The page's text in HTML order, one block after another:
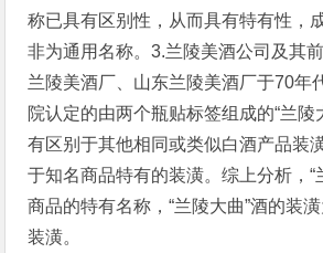
称已具有区别性，从而具有特有性，
非为通用名称。3.兰陵美酒公司及其
兰陵美酒厂、山东兰陵美酒厂于70年
院认定的由两个瓶贴标签组成的“兰陵
有区别于其他相同或类似白酒产品装
于知名商品特有的装潢。综上分析，“
商品的特有名称，“兰陵大曲”酒的装
装潢。